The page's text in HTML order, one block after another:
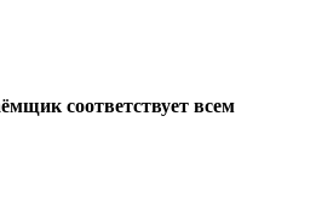
соответствует всем